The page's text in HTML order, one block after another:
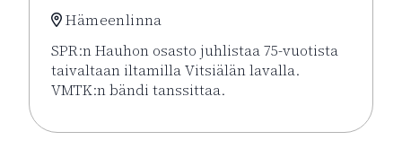
Hämeenlinna
SPR:n Hauhon osasto juhlistaa 75-vuotista
taivaltaan iltamilla Vitsiälän lavalla.
VMTK:n bändi tanssittaa.
Lue lisää tapahtumasta Suomen Punaisen Ristin